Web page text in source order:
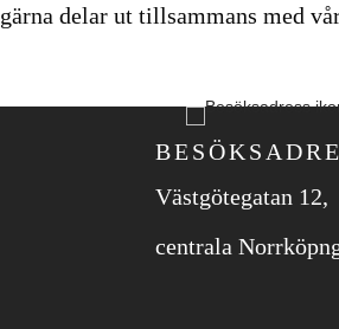
gärna delar ut tillsammans med
Västgötegatan 12,
centrala